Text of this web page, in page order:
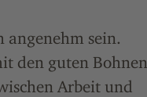
sein.
den guten Bohnen
Arbeit und